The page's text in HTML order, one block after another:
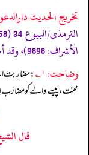
تخریج الحدیث
الأشراف: 9898)، وقد أخرجہ: مسند احمد (4/375، 376) (صحیح)»
وضاحت: ۱؎ : مضاربت
محنت، پیسے والے کو
قال